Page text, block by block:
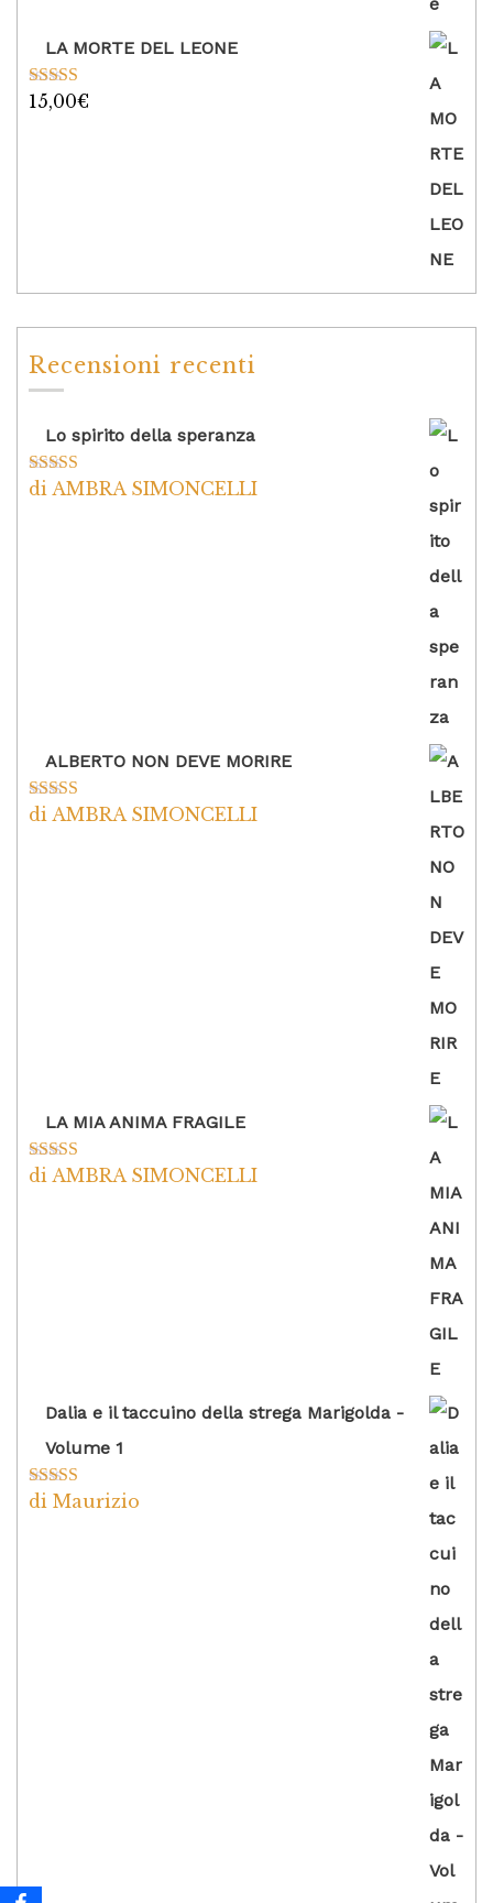
LA MORTE DEL LEONE
Valutato
15,00€
Recensioni recenti
Lo spirito della speranza
Valutato5su
di AMBRA SIMONCELLI
ALBERTO NON DEVE MORIRE
Valutato5su
di AMBRA SIMONCELLI
LA MIA ANIMA FRAGILE
Valutato5su
di AMBRA SIMONCELLI
Dalia e il taccuino della strega Marigolda -
Volume 1
Valutato4
di Maurizio